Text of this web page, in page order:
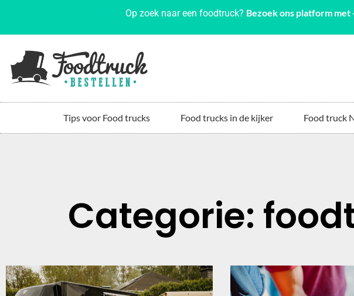
Op zoek naar een foodtruck? Bezoek ons platform
Tips voor Food trucks Food trucks in de kijker Food truck
Categorie: